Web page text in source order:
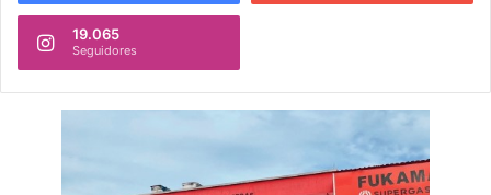
19.065
Seguidores